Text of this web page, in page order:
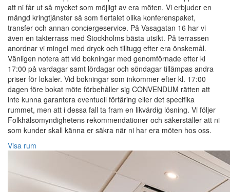
att ni får ut så mycket som möjligt av era möten. Vi erbjuder en
mängd kringtjänster så som flertalet olika konferenspaket,
transfer och annan conciergeservice. På Vasagatan 16 har vi
även en takterrass med Stockholms bästa utsikt. På terrassen
anordnar vi mingel med dryck och tilltugg efter era önskemål.
Vänligen notera att vid bokningar med genomförnade efter kl
17:00 på vardagar samt lördagar och söndagar tillämpas andra
priser för lokaler. Vid bokningar som inkommer efter kl. 17:00
dagen före bokat möte förbehåller sig CONVENDUM rätten att
inte kunna garantera eventuell förtäring eller det specifika
rummet, men att i dessa fall ta fram en likvärdig lösning. Vi följer
Folkhälsomyndighetens rekommendationer och säkerställer att ni
som kunder skall känna er säkra när ni har era möten hos oss.
Visa rum